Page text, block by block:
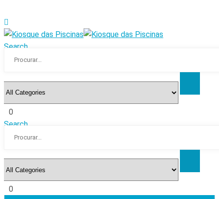
Search
0
Search
0